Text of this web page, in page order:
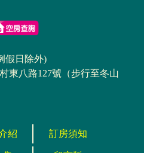
假日除外)
東八路127號（步行至冬山
紹 訂房須知